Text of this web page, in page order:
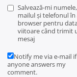
Salvează-mi
mailul și telefonul în
browser pentru
viitoare când trimit
mesaj
Notify me via e-mail if
anyone answers my
comment.